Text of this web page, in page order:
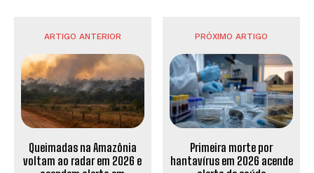
ARTIGO ANTERIOR
Queimadas na Amazônia
voltam ao radar em 2026 e
PRÓXIMO ARTIGO
Primeira morte por
hantavírus em 2026 acende